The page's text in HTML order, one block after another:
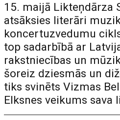
15. maijā Likteņdārza
atsāksies literāri
koncertuzvedumu
top sadarbībā ar
rakstniecības un
šoreiz dziesmās un
tiks svinēts Vizmas
Elksnes veikums sava